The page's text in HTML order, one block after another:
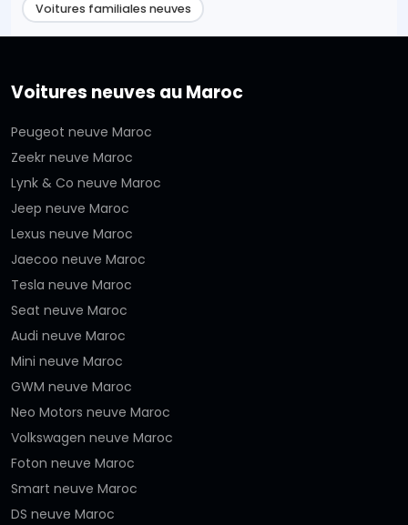
Voitures familiales neuves
Voitures neuves au Maroc
Peugeot neuve Maroc
Zeekr neuve Maroc
Lynk & Co neuve Maroc
Jeep neuve Maroc
Lexus neuve Maroc
Jaecoo neuve Maroc
Tesla neuve Maroc
Seat neuve Maroc
Audi neuve Maroc
Mini neuve Maroc
GWM neuve Maroc
Neo Motors neuve Maroc
Volkswagen neuve Maroc
Foton neuve Maroc
Smart neuve Maroc
DS neuve Maroc